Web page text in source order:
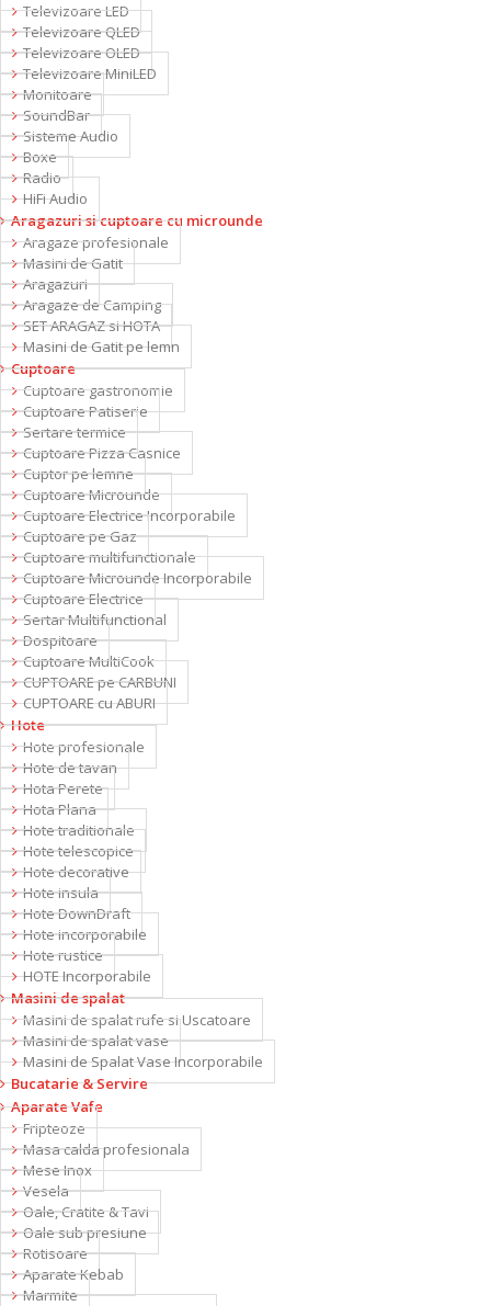
Televizoare LED
Televizoare QLED
Televizoare OLED
Televizoare MiniLED
Monitoare
SoundBar
Sisteme Audio
Boxe
Radio
HiFi Audio
Aragazuri si cuptoare cu microunde
Aragaze profesionale
Masini de Gatit
Aragazuri
Aragaze de Camping
SET ARAGAZ si HOTA
Masini de Gatit pe lemn
Cuptoare
Cuptoare gastronomie
Cuptoare Patiserie
Sertare termice
Cuptoare Pizza Casnice
Cuptor pe lemne
Cuptoare Microunde
Cuptoare Electrice Incorporabile
Cuptoare pe Gaz
Cuptoare multifunctionale
Cuptoare Microunde Incorporabile
Cuptoare Electrice
Sertar Multifunctional
Dospitoare
Cuptoare MultiCook
CUPTOARE pe CARBUNI
CUPTOARE cu ABURI
Hote
Hote profesionale
Hote de tavan
Hota Perete
Hota Plana
Hote traditionale
Hote telescopice
Hote decorative
Hote insula
Hote DownDraft
Hote incorporabile
Hote rustice
HOTE Incorporabile
Masini de spalat
Masini de spalat rufe si Uscatoare
Masini de spalat vase
Masini de Spalat Vase Incorporabile
Bucatarie & Servire
Aparate Vafe
Fripteoze
Masa calda profesionala
Mese Inox
Vesela
Oale, Cratite & Tavi
Oale sub presiune
Rotisoare
Aparate Kebab
Marmite